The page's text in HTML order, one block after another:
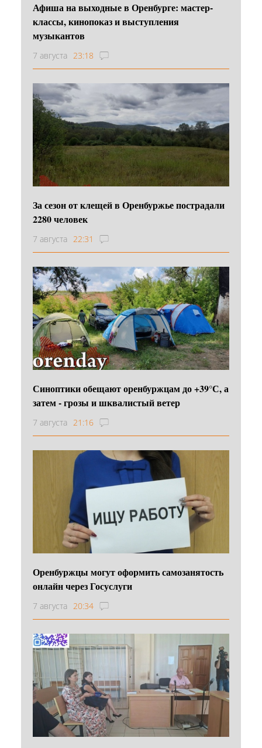
Афиша на выходные в Оренбурге: мастер-
классы, кинопоказ и выступления
музыкантов
7 августа 23:18
За сезон от клещей в Оренбуржье пострадали
2280 человек
7 августа 22:31
Синоптики обещают оренбуржцам до +39°С, а
затем - грозы и шквалистый ветер
7 августа 21:16
Оренбуржцы могут оформить самозанятость
онлайн через Госуслуги
7 августа 20:34